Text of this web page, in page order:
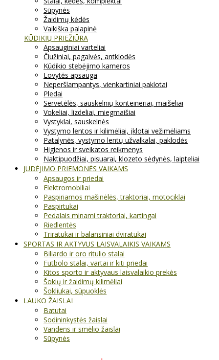
Sūpynės
Žaidimų kėdės
Vaikiška palapinė
KŪDIKIŲ PRIEŽIŪRA
Apsauginiai varteliai
Čiužiniai, pagalvės, antklodės
Kūdikio stebėjimo kameros
Lovytės apsauga
Neperšlampantys, vienkartiniai paklotai
Pledai
Servetėlės, sauskelnių konteineriai, maišeliai
Vokeliai, lizdeliai, miegmaišiai
Vystyklai, sauskelnės
Vystymo lentos ir kilimėliai, įklotai vežimėliams
Patalynės, vystymo lentų užvalkalai, paklodės
Higienos ir sveikatos reikmenys
Naktipuodžiai, pisuarai, klozeto sėdynės, laipteliai
JUDĖJIMO PRIEMONĖS VAIKAMS
Apsaugos ir priedai
Elektromobiliai
Paspiriamos mašinėlės, traktoriai, motociklai
Paspirtukai
Pedalais minami traktoriai, kartingai
Riedlentės
Triratukai ir balansiniai dviratukai
SPORTAS IR AKTYVUS LAISVALAIKIS VAIKAMS
Biliardo ir oro ritulio stalai
Futbolo stalai, vartai ir kiti priedai
Kitos sporto ir aktyvaus laisvalaikio prekės
Šokių ir žaidimų kilimėliai
Šokliukai, sūpuoklės
LAUKO ŽAISLAI
Batutai
Sodininkystės žaislai
Vandens ir smėlio žaislai
Sūpynės